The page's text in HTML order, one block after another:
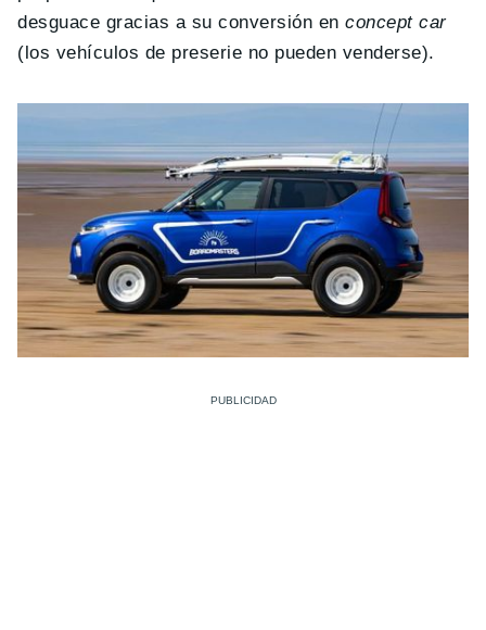
desguace gracias a su conversión en concept car
(los vehículos de preserie no pueden venderse).